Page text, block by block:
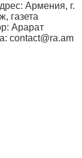
Армения, г.
газета
Арарат
contact@ra.am